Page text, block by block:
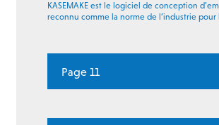
KASEMAKE est le logiciel de conception
reconnu comme la norme de l’industrie pour
Page 11